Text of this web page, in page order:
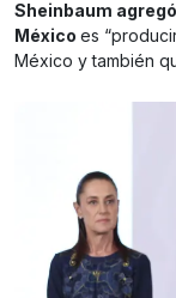
Sheinbaum
México es
México y también